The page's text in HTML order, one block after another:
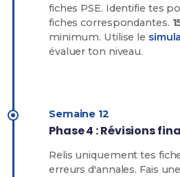
fiches PSE. Identifie tes
fiches correspondantes.
minimum. Utilise le
évaluer ton niveau.
Semaine 12
Phase 4 : Révisions
Relis uniquement tes
erreurs d'annales. Fais